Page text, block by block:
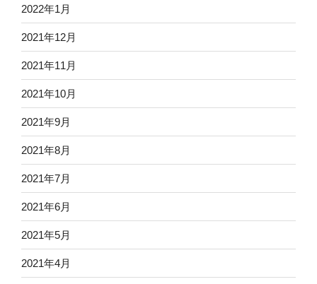
2022年1月
2021年12月
2021年11月
2021年10月
2021年9月
2021年8月
2021年7月
2021年6月
2021年5月
2021年4月